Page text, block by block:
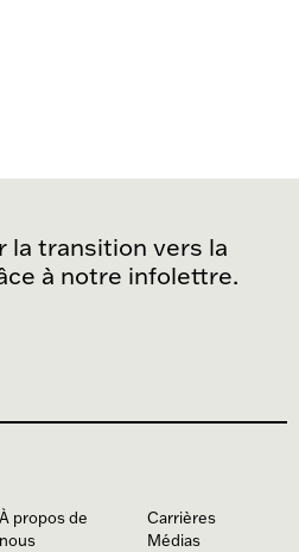
la transition vers la
à notre infolettre.
À propos de
nous
Carrières
Médias